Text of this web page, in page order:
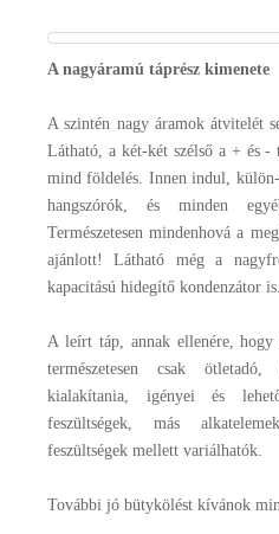
A nagyáramú táprész kimenete
A szintén nagy áramok átvitelét
Látható, a két-két szélső a + és
mind földelés. Innen indul,
hangszórók, és minden
Természetesen mindenhová a
ajánlott! Látható még a
kapacitású hidegítő kondenzátor is.
A leírt táp, annak ellenére, hogy
természetesen csak
kialakítania, igényei és
feszültségek, más
feszültségek mellett variálhatók.
További jó bütykölést kívánok